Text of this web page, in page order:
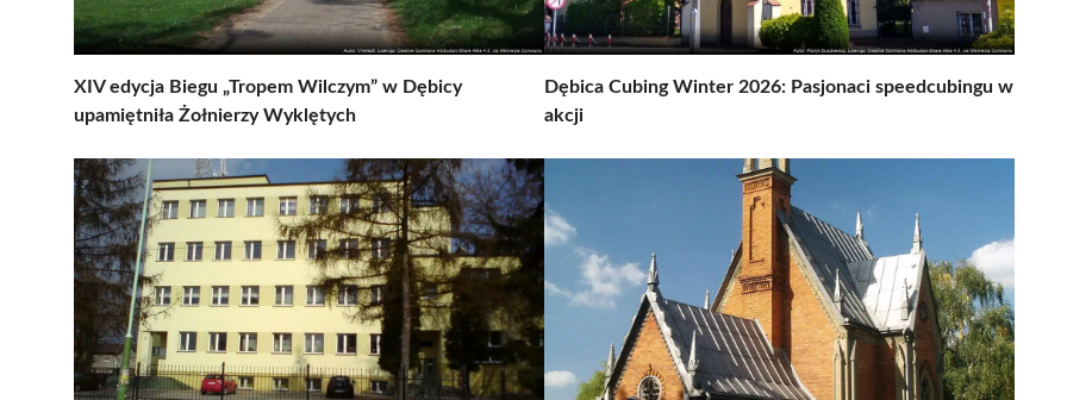
XIV edycja Biegu „Tropem Wilczym” w Dębicy
upamiętniła Żołnierzy Wyklętych
Dębica Cubing Winter 2026: Pasjonaci speedcubingu w
akcji